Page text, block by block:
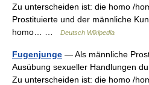
Zu unterscheiden ist: die homo /
Prostituierte und der männliche
homo… …
Deutsch Wikipedia
Fugenjunge — Als männliche
Ausübung sexueller Handlungen
Zu unterscheiden ist: die homo /